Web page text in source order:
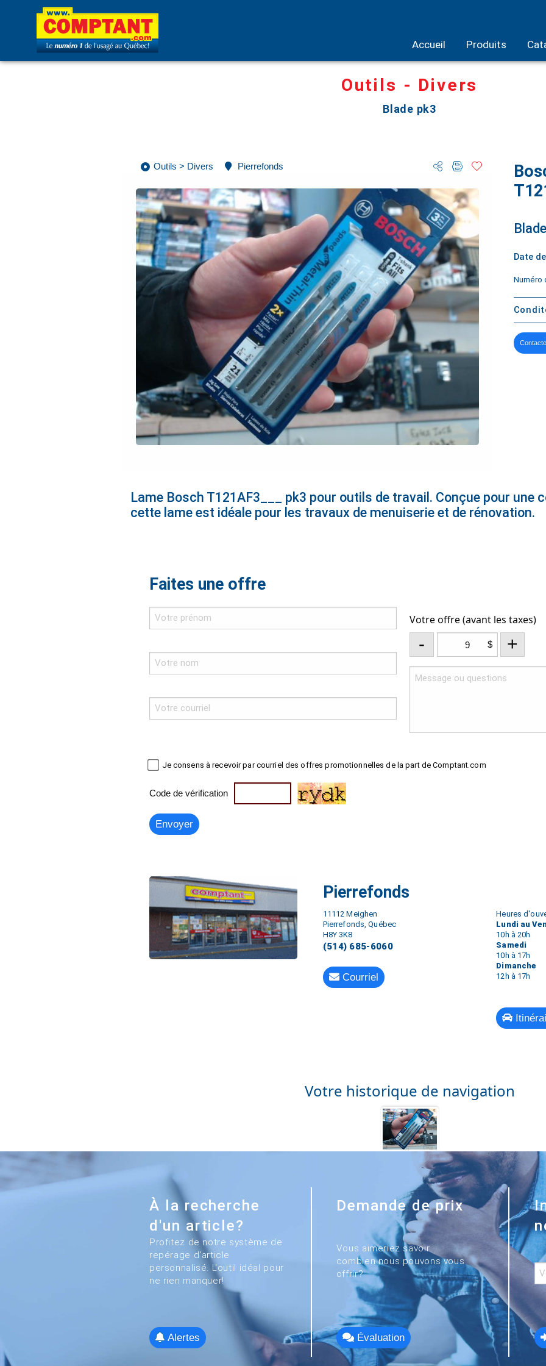
Accueil Produits
Outils - Divers
Blade pk3
Outils > Divers Pierrefonds
Date
Numéro
Lame Bosch T121AF3___ pk3 pour outils de travail. Conçue pour une
cette lame est idéale pour les travaux de menuiserie et de rénovation.
Faites une offre
Votre offre (avant les taxes)
- $ +
Je consens à recevoir par courriel des offres promotionnelles de la part de Comptant.com
Code de vérification
Pierrefonds
11112 Meighen
Pierrefonds, Québec
H8Y 3K8
(514) 685-6060
Courriel
Heures
Lundi au
10h à 20h
Samedi
10h à 17h
Dimanche
12h à 17h
Votre historique de navigation
À la recherche
d'un article?
Profitez de notre système de
repérage d'article
personnalisé. L'outil idéal pour
ne rien manquer!
Alertes
Demande de prix
Vous aimeriez savoir
combien nous pouvons vous
offrir?
Évaluation